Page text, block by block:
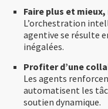
Faire plus et
L’orchestration
agentive se résulte
inégalées.
Profiter d’une
Les agents
automatisent les
soutien dynamique.